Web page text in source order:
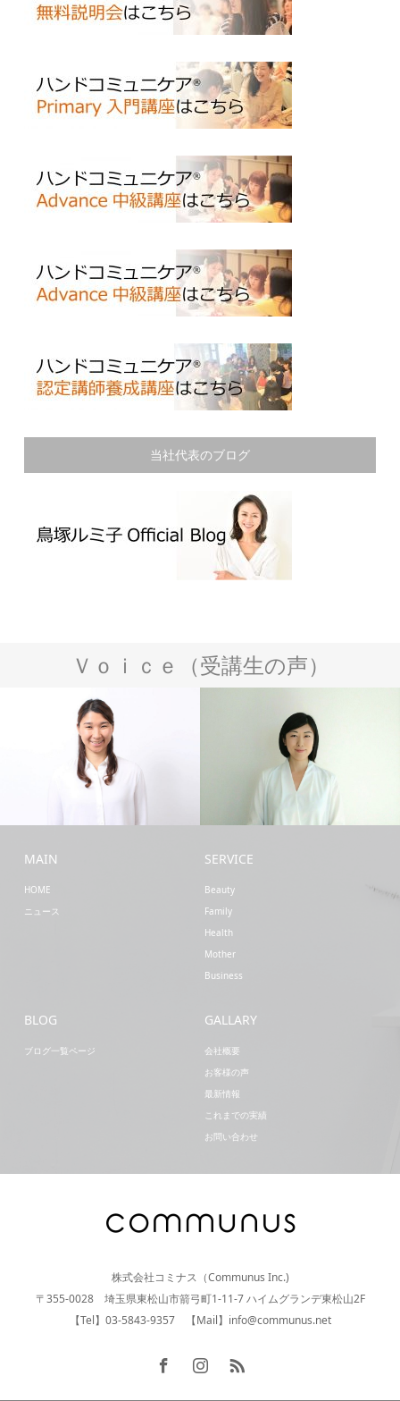
当社代表のブログ
Ｖｏｉｃｅ（受講生の声）
Business
MAIN
HOME
ニュース
SERVICE
Beauty
Family
Health
Mother
Business
BLOG
ブログ一覧ページ
GALLARY
会社概要
お客様の声
最新情報
これまでの実績
お問い合わせ
株式会社コミナス（Communus Inc.)
〒355-0028 埼玉県東松山市箭弓町1-11-7 ハイムグランデ東松山2F
【Tel】03-5843-9357 【Mail】info@communus.net